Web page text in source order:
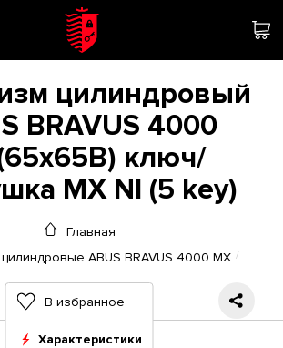
цилиндровый
BRAVUS 4000
ключ/
MX NI (5 key)
Главная
ABUS BRAVUS 4000 MX
В избранное
Характеристики